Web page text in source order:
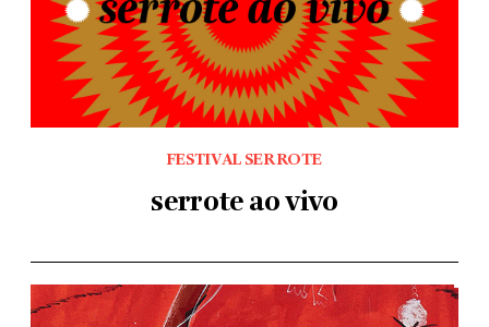
FESTIVAL SERROTE
serrote ao vivo